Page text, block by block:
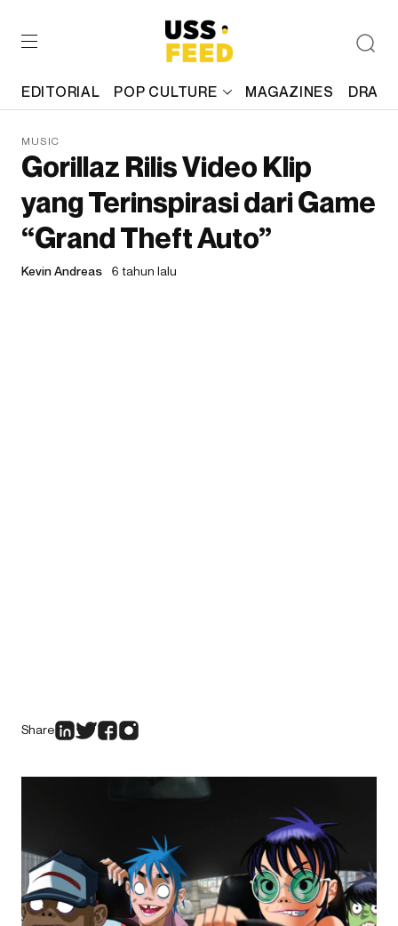
EDITORIAL POP CULTURE MAGAZINES
MUSIC
Gorillaz Rilis Video Klip
yang Terinspirasi dari Game
“Grand Theft Auto”
Kevin Andreas 6 tahun lalu
Share